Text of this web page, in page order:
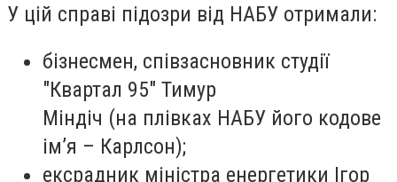
У цій справі підозри від НАБУ отримали:
бізнесмен, співзасновник студії
"Квартал 95" Тимур
Міндіч (на плівках НАБУ його кодове
ім’я – Карлсон);
ексрадник міністра енергетики Ігор